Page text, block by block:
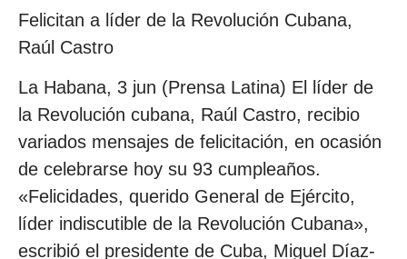
Felicitan a líder de la Revolución Cubana,
Raúl Castro
La Habana, 3 jun (Prensa Latina) El líder de
la Revolución cubana, Raúl Castro, recibio
variados mensajes de felicitación, en ocasión
de celebrarse hoy su 93 cumpleaños.
«Felicidades, querido General de Ejército,
líder indiscutible de la Revolución Cubana»,
escribió el presidente de Cuba, Miguel Díaz-